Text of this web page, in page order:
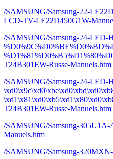
/SAMSUNG/Samsung-22-
LCD-TV-LE22D450G1W-
/SAMSUNG/Samsung-24-LED-
T24B301EW-Russe-Manuels.htm
/SAMSUNG/Samsung-24-LED-
T24B301EW-Russe-Manuels.htm
/SAMSUNG/Samsung-
Manuels.htm
/SAMSUNG/Samsung-